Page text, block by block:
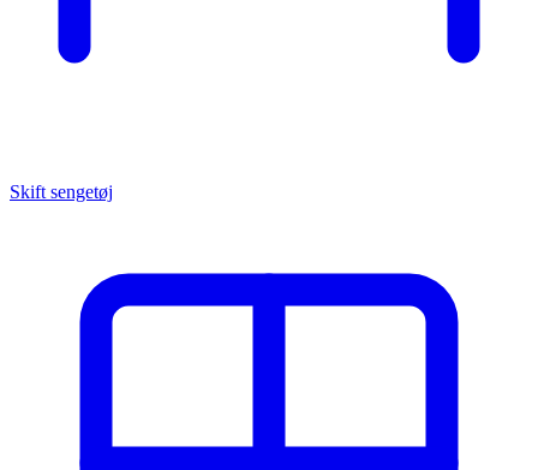
Skift sengetøj